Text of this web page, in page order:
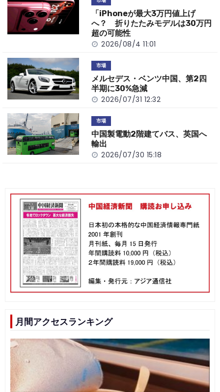
o
k
k
「iPhoneが最大3万円値上げ
へ？ 折りたたみモデルは30万円
超の可能性
2026/08/4 11:01
市場
メルセデス・ベンツ中国、第2四
半期に30%急減
2026/07/31 12:32
市場
中国製電動2階建てバス、英国へ
輸出
2026/07/30 15:18
月間アクセスランキング